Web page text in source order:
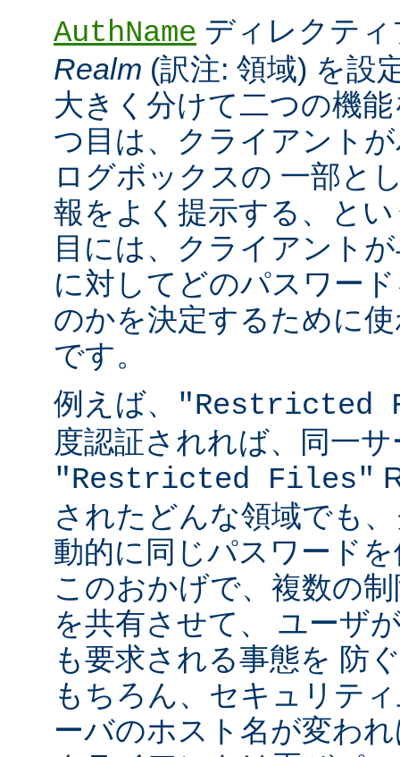
AuthName ディレクテ
Realm (訳注: 領域) を設
大きく分けて二つの機
つ目は、クライアント
ログボックスの 一部と
報をよく提示する、と
目には、クライアント
に対してどのパスワー
のかを決定するために
です。
例えば、
"Restricted
度認証されれば、同一
"Restricted Files"
されたどんな領域でも
動的に同じパスワード
このおかげで、複数の
を共有させて、 ユーザ
も要求される事態を 防
もちろん、セキュリテ
ーバのホスト名が変わ